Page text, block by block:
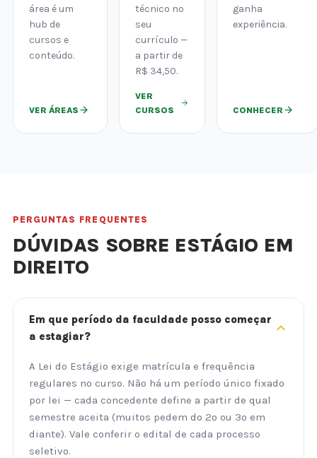
área é um
hub de
cursos e
conteúdo.
VER ÁREAS
técnico no
seu
currículo —
a partir de
R$ 34,50.
VER
CURSOS
ganha
experiência.
CONHECER
PERGUNTAS FREQUENTES
DÚVIDAS SOBRE ESTÁGIO EM
DIREITO
Em que período da faculdade posso começar
a estagiar?
A Lei do Estágio exige matrícula e frequência
regulares no curso. Não há um período único fixado
por lei — cada concedente define a partir de qual
semestre aceita (muitos pedem do 2º ou 3º em
diante). Vale conferir o edital de cada processo
seletivo.